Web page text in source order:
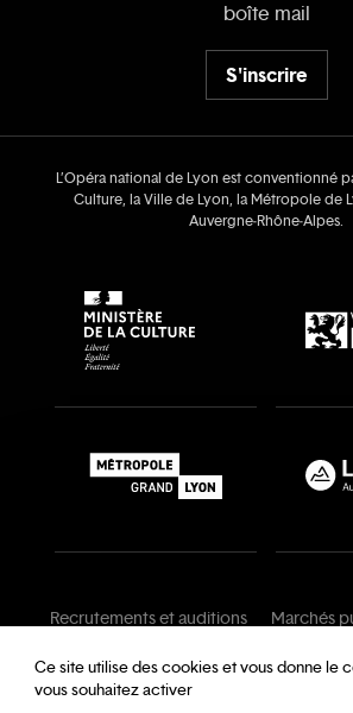
boîte mail
S'inscrire
L’Opéra national de Lyon est conventionné
Culture, la Ville de Lyon, la Métropole de
Auvergne‑Rhône‑Alpes.
Recrutements et auditions Marchés
Mentions légales
Conditions
Charte de modération
Ce site utilise des cookies et vous donne le
vous souhaitez activer